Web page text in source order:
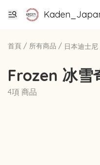
首頁 / 所有商品 / 日本迪士尼
Frozen 冰雪
4項 商品